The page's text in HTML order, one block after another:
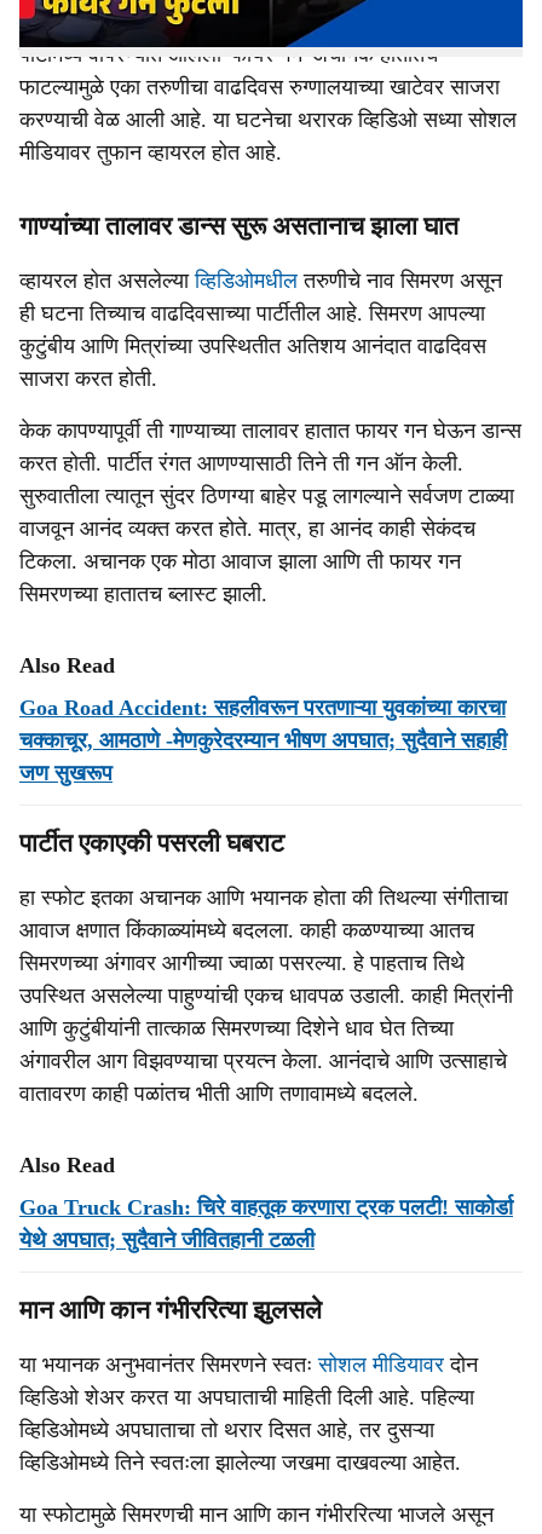
अंगावर काटा आणणारी घटना एका वाढदिवसाच्या पार्टीत घडली आहे.
पार्टीमध्ये वापरण्यात आलेली 'फायर गन' अचानक हातातच
फाटल्यामुळे एका तरुणीचा वाढदिवस रुग्णालयाच्या खाटेवर साजरा
करण्याची वेळ आली आहे. या घटनेचा थरारक व्हिडिओ सध्या सोशल
मीडियावर तुफान व्हायरल होत आहे.
गाण्यांच्या तालावर डान्स सुरू असतानाच झाला घात
व्हायरल होत असलेल्याव्हिडिओमधीलतरुणीचे नाव सिमरण असून
ही घटना तिच्याच वाढदिवसाच्या पार्टीतील आहे. सिमरण आपल्या
कुटुंबीय आणि मित्रांच्या उपस्थितीत अतिशय आनंदात वाढदिवस
साजरा करत होती.
केक कापण्यापूर्वी ती गाण्याच्या तालावर हातात फायर गन घेऊन डान्स
करत होती. पार्टीत रंगत आणण्यासाठी तिने ती गन ऑन केली.
सुरुवातीला त्यातून सुंदर ठिणग्या बाहेर पडू लागल्याने सर्वजण टाळ्या
वाजवून आनंद व्यक्त करत होते. मात्र, हा आनंद काही सेकंदच
टिकला. अचानक एक मोठा आवाज झाला आणि ती फायर गन
सिमरणच्या हातातच ब्लास्ट झाली.
Also Read
Goa Road Accident: सहलीवरून परतणाऱ्या युवकांच्या कारचा
चक्काचूर, आमठाणे -मेणकुरेदरम्यान भीषण अपघात; सुदैवाने सहाही
जण सुखरूप
पार्टीत एकाएकी पसरली घबराट
हा स्फोट इतका अचानक आणि भयानक होता की तिथल्या संगीताचा
आवाज क्षणात किंकाळ्यांमध्ये बदलला. काही कळण्याच्या आतच
सिमरणच्या अंगावर आगीच्या ज्वाळा पसरल्या. हे पाहताच तिथे
उपस्थित असलेल्या पाहुण्यांची एकच धावपळ उडाली. काही मित्रांनी
आणि कुटुंबीयांनी तात्काळ सिमरणच्या दिशेने धाव घेत तिच्या
अंगावरील आग विझवण्याचा प्रयत्न केला. आनंदाचे आणि उत्साहाचे
वातावरण काही पळांतच भीती आणि तणावामध्ये बदलले.
Also Read
Goa Truck Crash: चिरे वाहतूक करणारा ट्रक पलटी! साकोर्डा
येथे अपघात; सुदैवाने जीवितहानी टळली
मान आणि कान गंभीररित्या झुलसले
या भयानक अनुभवानंतर सिमरणने स्वतःसोशल मीडियावर दोन
व्हिडिओ शेअर करत या अपघाताची माहिती दिली आहे. पहिल्या
व्हिडिओमध्ये अपघाताचा तो थरार दिसत आहे, तर दुसऱ्या
व्हिडिओमध्ये तिने स्वतःला झालेल्या जखमा दाखवल्या आहेत.
या स्फोटामुळे सिमरणची मान आणि कान गंभीररित्या भाजले असून